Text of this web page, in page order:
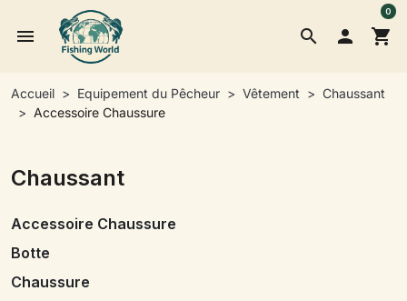
search
menu  shopping_cart
0
Accueil Equipement du Pêcheur Vêtement
Chaussant
Accessoire Chaussure
Chaussant
Accessoire Chaussure
Botte
Chaussure